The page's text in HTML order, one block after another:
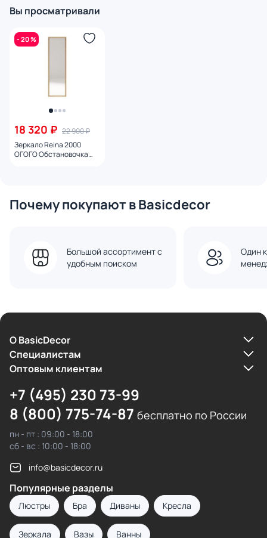
Вы просматривали
- 20 %
18 320 ₽ 22 900 ₽
Зеркало Reina 2000
ОГОГО Обстановочка
Почему покупают в Basicdecor
Большой ассортимент с
удобным поиском
Один
О BasicDecor
Cпециалистам
Оптовым клиентам
+7 (495) 230 73-99
8 (800) 775-74-87 бесплатно по России
пн - пт : 09:00 - 18:00
сб - вс : 10:00 - 18:00
info@basicdecor.ru
Популярные разделы
Люстры Бра Диваны Кресла
Зеркала Вазы Ванны